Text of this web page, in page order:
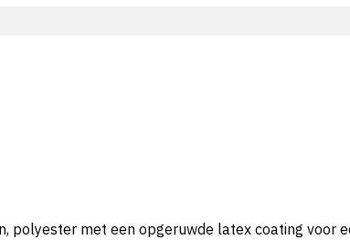
met een opgeruwde latex coating voor